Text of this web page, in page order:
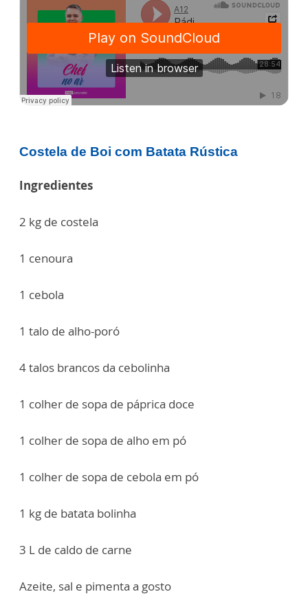
Costela de Boi com Batata Rústica
Ingredientes
2 kg de costela
1 cenoura
1 cebola
1 talo de alho-poró
4 talos brancos da cebolinha
1 colher de sopa de páprica doce
1 colher de sopa de alho em pó
1 colher de sopa de cebola em pó
1 kg de batata bolinha
3 L de caldo de carne
Azeite, sal e pimenta a gosto